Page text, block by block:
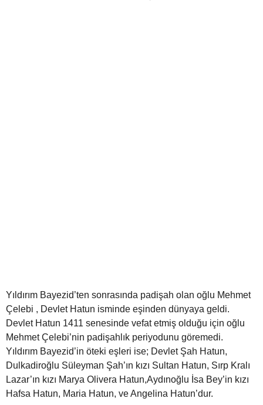
Yıldırım Bayezid’ten sonrasında padişah olan oğlu Mehmet
Çelebi , Devlet Hatun isminde eşinden dünyaya geldi.
Devlet Hatun 1411 senesinde vefat etmiş olduğu için oğlu
Mehmet Çelebi’nin padişahlık periyodunu göremedi.
Yıldırım Bayezid’in öteki eşleri ise; Devlet Şah Hatun,
Dulkadiroğlu Süleyman Şah’ın kızı Sultan Hatun, Sırp Kralı
Lazar’ın kızı Marya Olivera Hatun,Aydınoğlu İsa Bey’in kızı
Hafsa Hatun, Maria Hatun, ve Angelina Hatun’dur.